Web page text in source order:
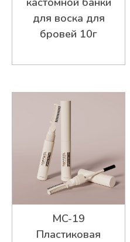
для воска для
бровей 10г
MC-19
Пластиковая